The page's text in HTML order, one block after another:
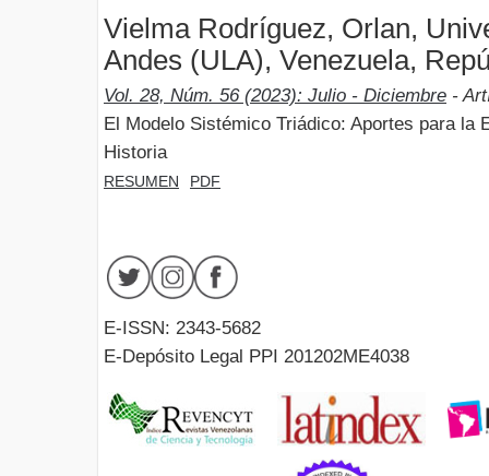
Vielma Rodríguez, Orlan,
Andes (ULA), Venezuela,
Vol. 28, Núm. 56 (2023): Julio - Diciembre -
El Modelo Sistémico Triádico: Aportes para la
Historia
RESUMEN PDF
E-ISSN: 2343-5682
E-Depósito Legal PPI 201202ME4038